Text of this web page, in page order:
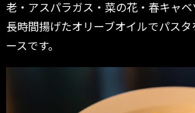
老・アスパラガス・菜の花・春キャ
長時間揚げたオリーブオイルでパス
ースです。